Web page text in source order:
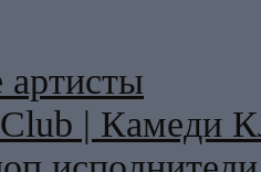
артисты
| Камеди